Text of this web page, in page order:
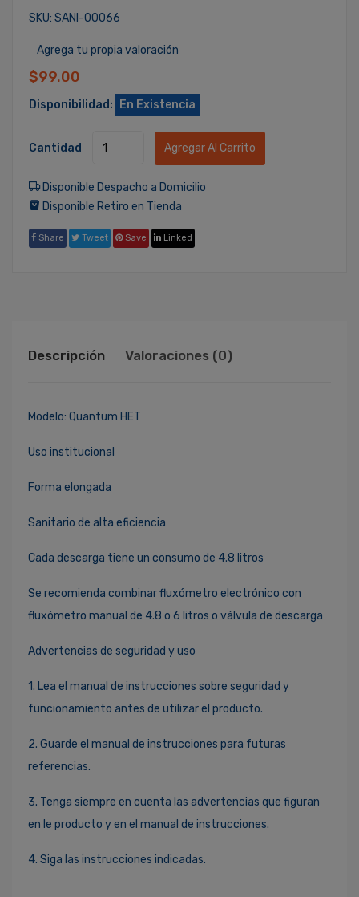
SKU: SANI-00066
Agrega tu propia valoración
$99.00
Disponibilidad: En Existencia
Cantidad Agregar Al Carrito
Disponible Despacho a Domicilio
Disponible Retiro en Tienda
Share Tweet Save Linked
Descripción Valoraciones (0)
Modelo: Quantum HET
Uso institucional
Forma elongada
Sanitario de alta eficiencia
Cada descarga tiene un consumo de 4.8 litros
Se recomienda combinar fluxómetro electrónico con
fluxómetro manual de 4.8 o 6 litros o válvula de descarga
Advertencias de seguridad y uso
1. Lea el manual de instrucciones sobre seguridad y
funcionamiento antes de utilizar el producto.
2. Guarde el manual de instrucciones para futuras
referencias.
3. Tenga siempre en cuenta las advertencias que figuran
en le producto y en el manual de instrucciones.
4. Siga las instrucciones indicadas.